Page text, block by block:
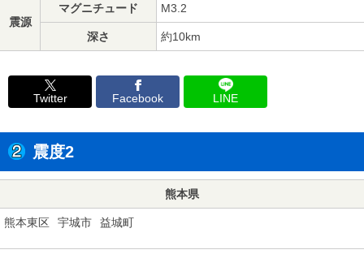
震源
マグニチュード M3.2
深さ 約10km
Twitter Facebook LINE
震度2
熊本県
熊本東区 宇城市 益城町